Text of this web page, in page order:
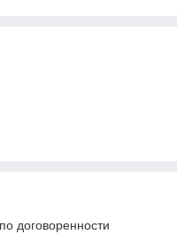
договоренности